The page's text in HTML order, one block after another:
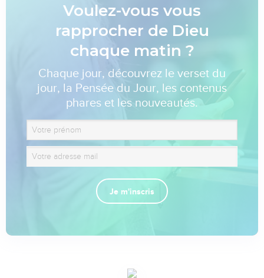
Voulez-vous vous
rapprocher de Dieu
chaque matin ?
Chaque jour, découvrez le verset du
jour, la Pensée du Jour, les contenus
phares et les nouveautés.
Je m'inscris